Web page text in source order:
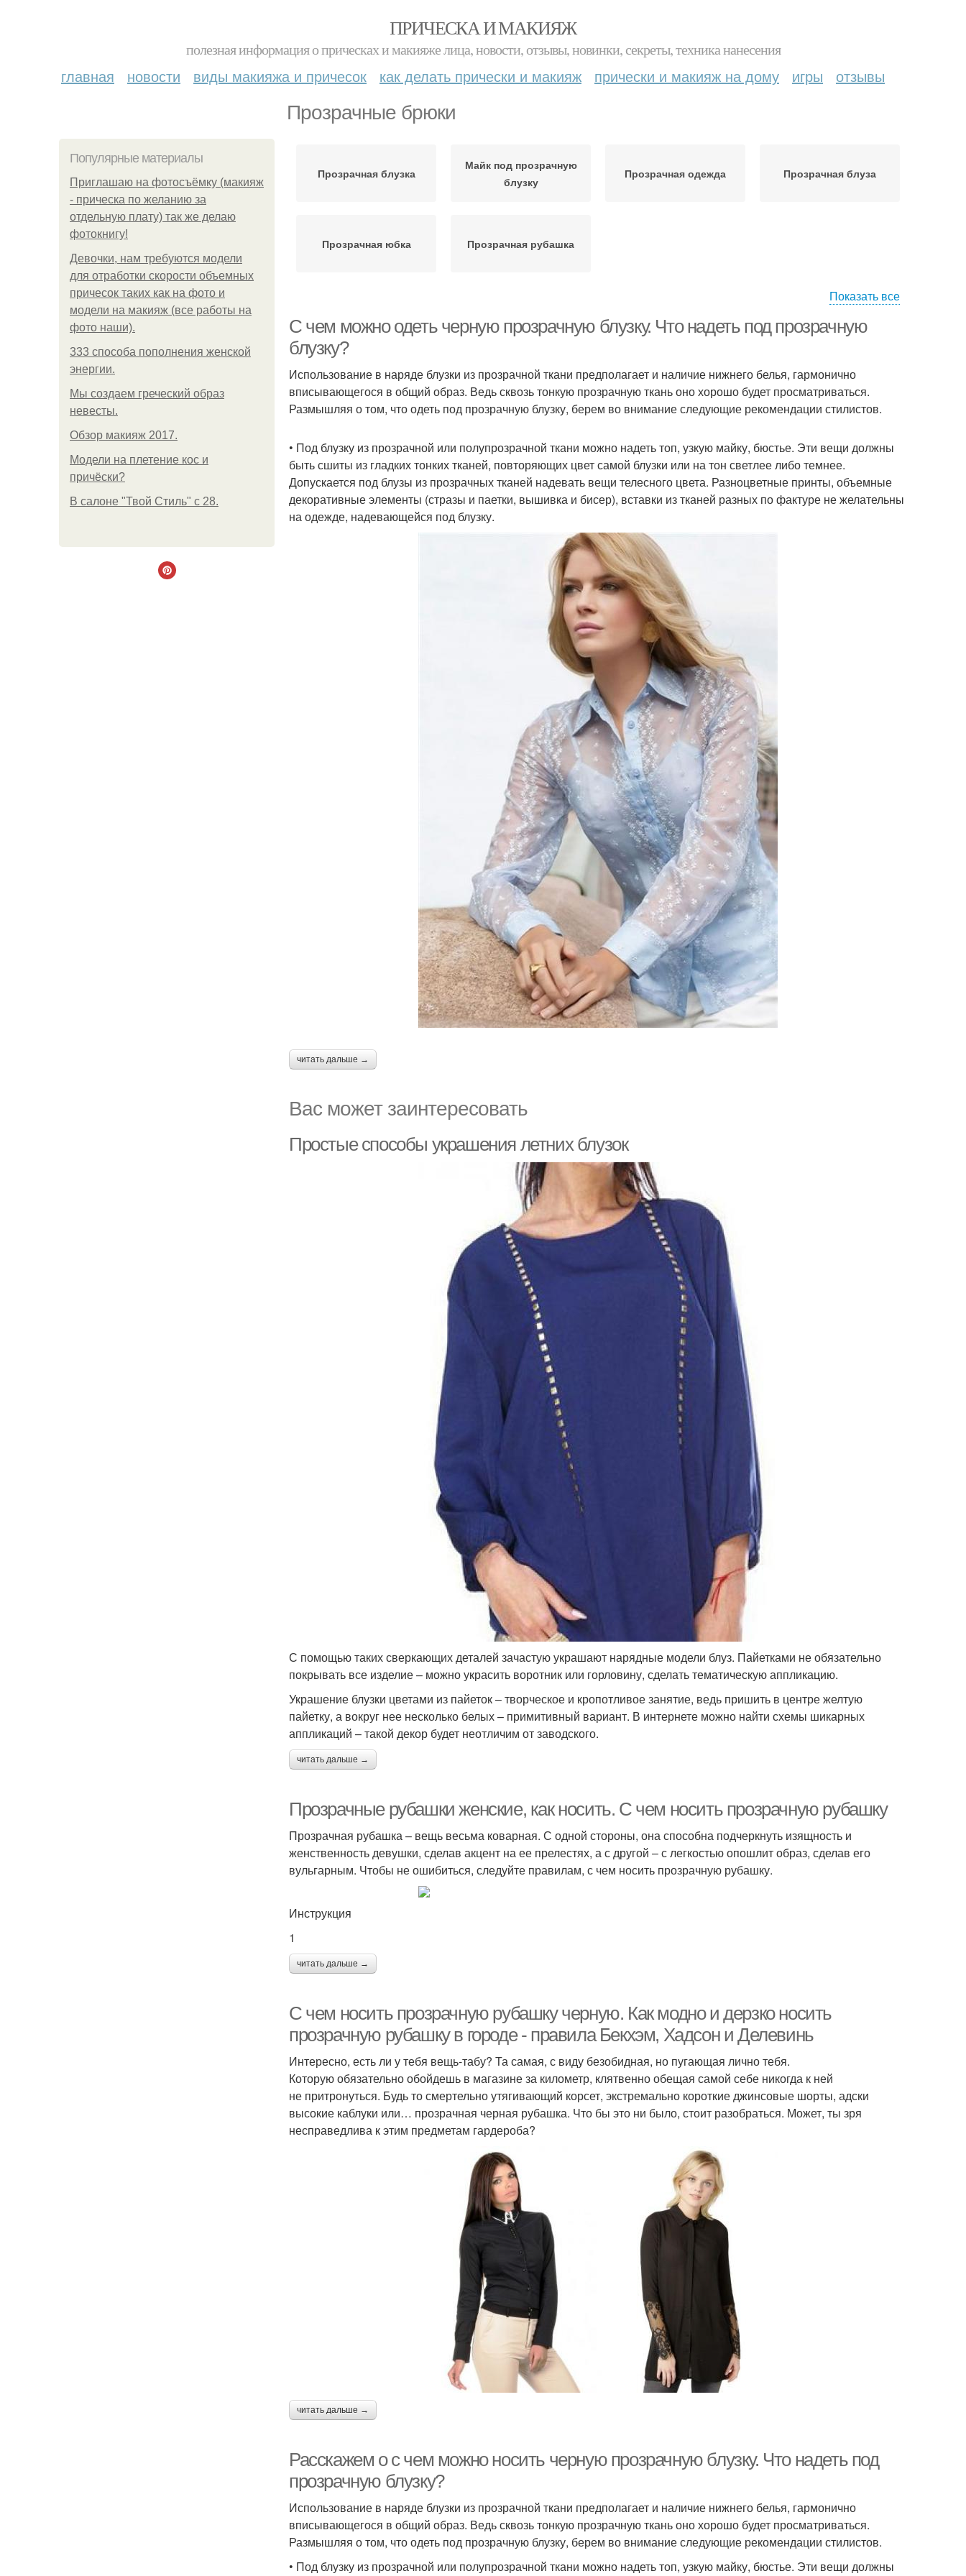
ПРИЧЕСКА И МАКИЯЖ
полезная информация о прическах и макияже лица, новости, отзывы, новинки, секреты, техника нанесения
главная новости виды макияжа и причесок как делать прически и макияж прически и макияж на дому игры отзывы
Прозрачные брюки
Популярные материалы
Приглашаю на фотосъёмку (макияж
- прическа по желанию за
отдельную плату) так же делаю
фотокнигу!
Девочки, нам требуются модели
для отработки скорости объемных
причесок таких как на фото и
модели на макияж (все работы на
фото наши).
333 способа пополнения женской
энергии.
Мы создаем греческий образ
невесты.
Обзор макияж 2017.
Модели на плетение кос и
причёски?
В салоне "Твой Стиль" с 28.
Прозрачная блузка
Майк под прозрачную
блузку
Прозрачная одежда Прозрачная блуза
Прозрачная юбка Прозрачная рубашка
Показать все
С чем можно одеть черную прозрачную блузку. Что надеть под прозрачную
блузку?
Использование в наряде блузки из прозрачной ткани предполагает и наличие нижнего белья, гармонично
вписывающегося в общий образ. Ведь сквозь тонкую прозрачную ткань оно хорошо будет просматриваться.
Размышляя о том, что одеть под прозрачную блузку, берем во внимание следующие рекомендации стилистов.
• Под блузку из прозрачной или полупрозрачной ткани можно надеть топ, узкую майку, бюстье. Эти вещи должны
быть сшиты из гладких тонких тканей, повторяющих цвет самой блузки или на тон светлее либо темнее.
Допускается под блузы из прозрачных тканей надевать вещи телесного цвета. Разноцветные принты, объемные
декоративные элементы (стразы и паетки, вышивка и бисер), вставки из тканей разных по фактуре не желательны
на одежде, надевающейся под блузку.
читать дальше →
Вас может заинтересовать
Простые способы украшения летних блузок
С помощью таких сверкающих деталей зачастую украшают нарядные модели блуз. Пайетками не обязательно
покрывать все изделие – можно украсить воротник или горловину, сделать тематическую аппликацию.
Украшение блузки цветами из пайеток – творческое и кропотливое занятие, ведь пришить в центре желтую
пайетку, а вокруг нее несколько белых – примитивный вариант. В интернете можно найти схемы шикарных
аппликаций – такой декор будет неотличим от заводского.
читать дальше →
Прозрачные рубашки женские, как носить. С чем носить прозрачную рубашку
Прозрачная рубашка – вещь весьма коварная. С одной стороны, она способна подчеркнуть изящность и
женственность девушки, сделав акцент на ее прелестях, а с другой – с легкостью опошлит образ, сделав его
вульгарным. Чтобы не ошибиться, следуйте правилам, с чем носить прозрачную рубашку.
Инструкция
1
читать дальше →
С чем носить прозрачную рубашку черную. Как модно и дерзко носить
прозрачную рубашку в городе - правила Бекхэм, Хадсон и Делевинь
Интересно, есть ли у тебя вещь-табу? Та самая, с виду безобидная, но пугающая лично тебя.
Которую обязательно обойдешь в магазине за километр, клятвенно обещая самой себе никогда к ней
не притронуться. Будь то смертельно утягивающий корсет, экстремально короткие джинсовые шорты, адски
высокие каблуки или… прозрачная черная рубашка. Что бы это ни было, стоит разобраться. Может, ты зря
несправедлива к этим предметам гардероба?
читать дальше →
Расскажем о с чем можно носить черную прозрачную блузку. Что надеть под
прозрачную блузку?
Использование в наряде блузки из прозрачной ткани предполагает и наличие нижнего белья, гармонично
вписывающегося в общий образ. Ведь сквозь тонкую прозрачную ткань оно хорошо будет просматриваться.
Размышляя о том, что одеть под прозрачную блузку, берем во внимание следующие рекомендации стилистов.
• Под блузку из прозрачной или полупрозрачной ткани можно надеть топ, узкую майку, бюстье. Эти вещи должны